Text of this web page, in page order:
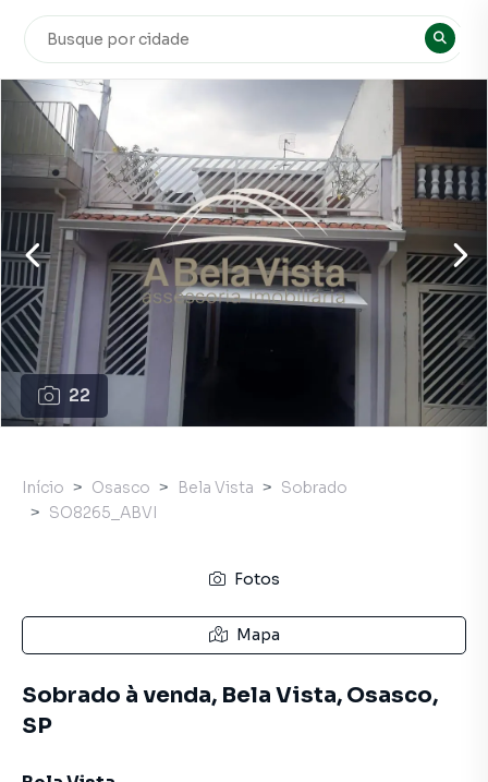
22
Início Osasco Bela Vista
Sobrado
SO8265_ABVI
Fotos
Mapa
Sobrado à venda, Bela Vista, Osasco,
SP